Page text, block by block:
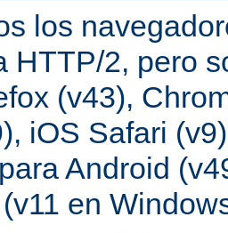
los
HTTP/2, pero
(v43),
iOS Safari
Android
en